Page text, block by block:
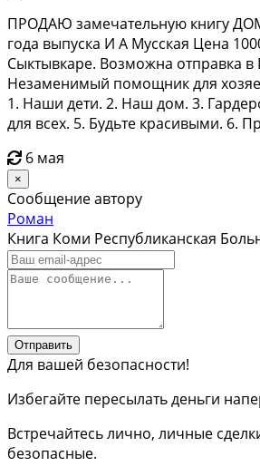
ПРОДАЮ замечательную книгу
года выпуска И А Мусская Цена
Сыктывкаре. Возможна отправка
Незаменимый помощник для
1. Наши дети. 2. Наш дом. 3.
для всех. 5. Будьте красивыми. 6.
6 мая
×
Сообщение автору
Роман
Книга Коми Республиканская
Отправить
Для вашей безопасности!
Избегайте пересылать деньги
Встречайтесь лично, личные
безопасные.